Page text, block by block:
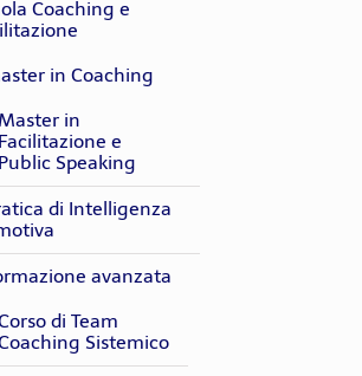
Coaching e
in Coaching
Master in
Facilitazione e
Public Speaking
di Intelligenza
avanzata
di Team
Sistemico